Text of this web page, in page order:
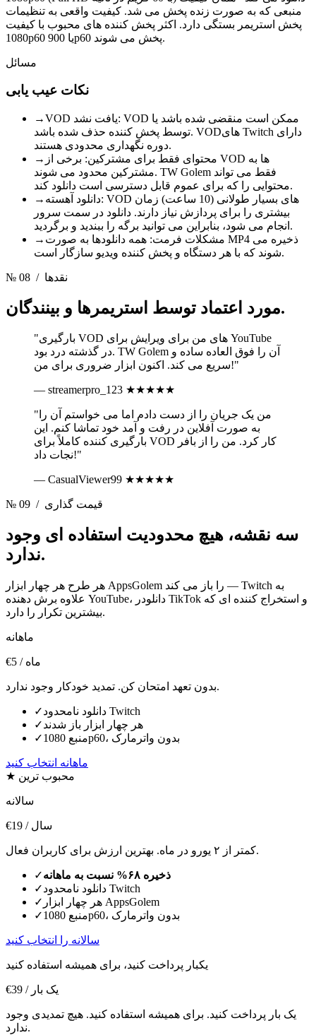
منبعی که به صورت زنده پخش می شد. کیفیت واقعی به تنظیمات
پخش استریمر بستگی دارد. اکثر پخش کننده های محبوب با کیفیت
1080p60 یا 900p60 پخش می شوند.
مسائل
نکات عیب یابی
→VOD یافت نشد: VOD ممکن است منقضی شده باشد یا
توسط پخش کننده حذف شده باشد. VODهای Twitch دارای
دوره نگهداری محدودی هستند.
→ محتوای فقط برای مشترکین: برخی از VOD ها به
مشترکین محدود می شوند. TW Golem فقط می تواند
محتوایی را که برای عموم قابل دسترسی است دانلود کند.
→ دانلود آهسته: VOD های بسیار طولانی (10 ساعت) زمان
بیشتری را برای پردازش نیاز دارند. دانلود در سمت سرور
انجام می شود، بنابراین می توانید برگه را ببندید و برگردید.
→ مشکلات فرمت: همه دانلودها به صورت MP4 ذخیره می
شوند که با هر دستگاه و پخش کننده ویدیو سازگار است.
№ 08 / نقدها
مورد اعتماد توسطاستریمرها و بینندگان.
"بارگیری VOD های من برای ویرایش برای YouTube
در گذشته درد بود. TW Golem آن را فوق العاده ساده و
سریع می کند. اکنون ابزار ضروری برای من!"
— streamerpro_123 ★★★★★
"من یک جریان را از دست دادم اما می خواستم آن را
به صورت آفلاین در رفت و آمد خود تماشا کنم. این
بارگیری کننده کاملاً برای VOD کار کرد. من را از بافر
نجات داد!"
— CasualViewer99 ★★★★★
№ 09 / قیمت گذاری
سه نقشه، هیچ محدودیت استفاده ای وجود
ندارد.
هر طرح هر چهار ابزار AppsGolem را باز می کند — Twitch به
علاوه برش دهنده YouTube، دانلودر TikTok و استخراج کننده ای که
بیشترین تکرار را دارد.
ماهانه
€5 / ماه
بدون تعهد امتحان کن. تمدید خودکار وجود ندارد.
✓
دانلود نامحدود Twitch
✓هر چهار ابزار باز شدند
✓
منبع 1080p60، بدون واترمارک
ماهانه انتخاب کنید
★ محبوب ترین
سالانه
€19 / سال
کمتر از ۲ یورو در ماه. بهترین ارزش برای کاربران فعال.
✓
ذخیره ۶۸% نسبت به ماهانه
✓
دانلود نامحدود Twitch
✓
هر چهار ابزار AppsGolem
✓
منبع 1080p60، بدون واترمارک
سالانه را انتخاب کنید
یکبار پرداخت کنید، برای همیشه استفاده کنید
€39 / یک بار
یک بار پرداخت کنید. برای همیشه استفاده کنید. هیچ تمدیدی وجود
ندارد.